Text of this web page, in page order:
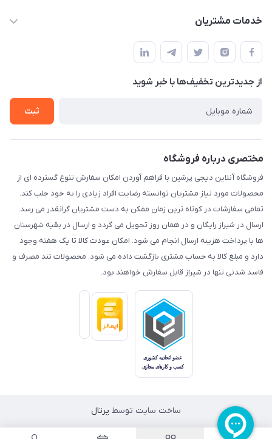
حساب کاربری
لیست محصولات
درباره ما
خدمات مشتریان
قوانین و مقررات
حریم خصوصی
راهنما
از جدید‌ترین تخفیف‌ها با‌ خبر شوید
ثبت
مختصری درباره فروشگاه
فروشگاه آنلاین دیجی پرشین با فراهم آوردن امکان سفارش تنوع گسترده ای از
محصولات مورد نیاز مشتریان توانسته رضایت افراد زیادی را به خود جلب کند.
تمامی سفارشات در کوتاه ترین زمان ممکن به دست مشتریان گرانقدر می رسد.
ارسال در شیراز رایگان و در همان روز تحویل می گردد و ارسال در بقیه شهرستان
ها با پرداخت هزینه ارسال انجام می شود. امکان عودت کالا تا یک هفته وجود
دارد و مبلغ کالا به حساب مشتری بازگشت داده می شود. محصولات تند مصرف و
فاسد شدنی تنها در شیراز قابل سفارش خواهند بود.
ساخت سایت توسط پرتال